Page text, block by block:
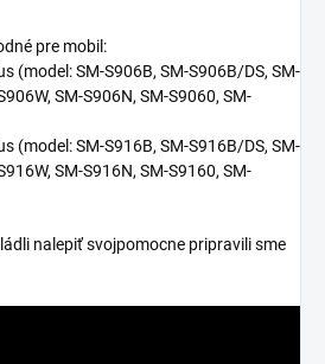
pre mobil:
(model:SM-S906B, SM-S906B/DS, SM-
SM-S906N, SM-S9060, SM-
(model:SM-S916B, SM-S916B/DS, SM-
SM-S916N, SM-S9160, SM-
nalepiť svojpomocne pripravili sme